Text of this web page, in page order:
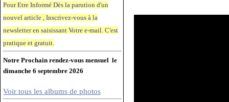
Pour Etre Informé Dès la parution d'un
nouvel article , Inscrivez-vous à la
newsletter en saisissant Votre e-mail. C'est
pratique et gratuit.
Notre Prochain rendez-vous mensuel le
dimanche 6 septembre 2026
Voir tous les albums de photos